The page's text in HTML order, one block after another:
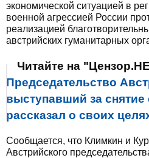
экономической ситуацией в
военной агрессией России
реализацией
австрийских гуманитарных
Читайте на
Председательство
выступавший за
рассказал о своих
Сообщается, что Климкин и
Австрийского